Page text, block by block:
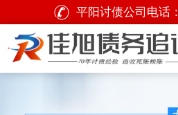
平阳讨债公司电话：